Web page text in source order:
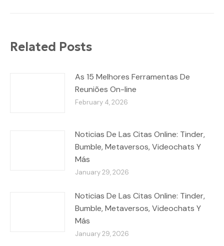
Related Posts
As 15 Melhores Ferramentas De
Reuniões On-line
February 4, 2026
Noticias De Las Citas Online: Tinder,
Bumble, Metaversos, Videochats Y
Más
January 29, 2026
Noticias De Las Citas Online: Tinder,
Bumble, Metaversos, Videochats Y
Más
January 29, 2026